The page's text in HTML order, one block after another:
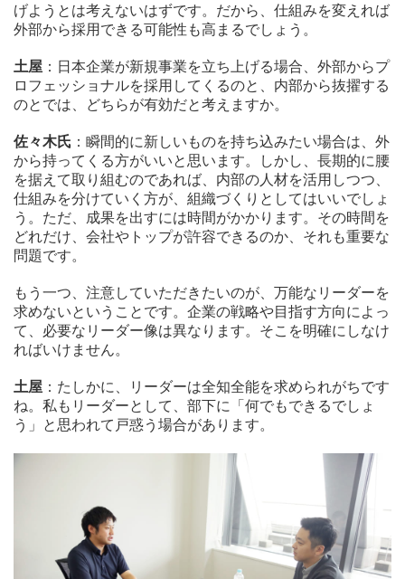
げようとは考えないはずです。だから、仕組みを変えれば
外部から採用できる可能性も高まるでしょう。
土屋 ：日本企業が新規事業を立ち上げる場合、外部からプ
ロフェッショナルを採用してくるのと、内部から抜擢する
のとでは、どちらが有効だと考えますか。
佐々木氏 ：瞬間的に新しいものを持ち込みたい場合は、外
から持ってくる方がいいと思います。しかし、長期的に腰
を据えて取り組むのであれば、内部の人材を活用しつつ、
仕組みを分けていく方が、組織づくりとしてはいいでしょ
う。ただ、成果を出すには時間がかかります。その時間を
どれだけ、会社やトップが許容できるのか、それも重要な
問題です。
もう一つ、注意していただきたいのが、万能なリーダーを
求めないということです。企業の戦略や目指す方向によっ
て、必要なリーダー像は異なります。そこを明確にしなけ
ればいけません。
土屋 ：たしかに、リーダーは全知全能を求められがちです
ね。私もリーダーとして、部下に「何でもできるでしょ
う」と思われて戸惑う場合があります。